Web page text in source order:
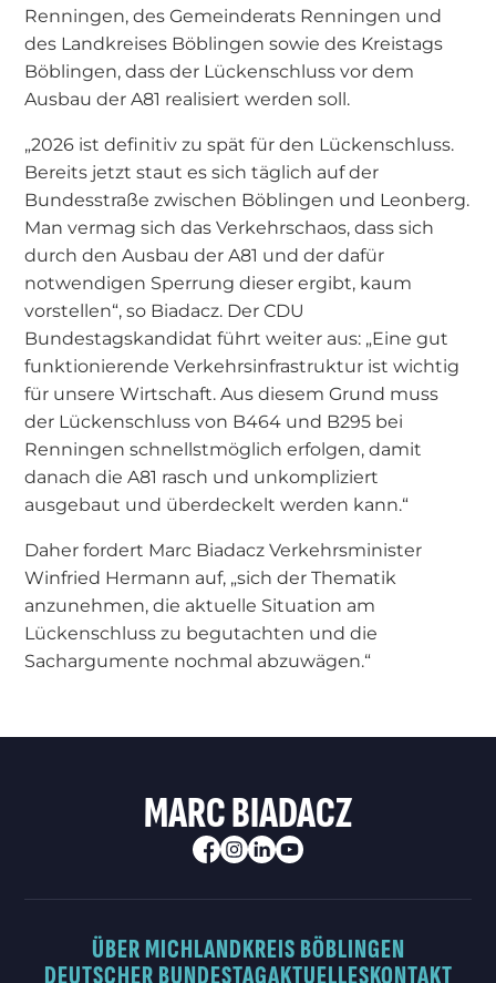
Renningen, des Gemeinderats Renningen und
des Landkreises Böblingen sowie des Kreistags
Böblingen, dass der Lückenschluss vor dem
Ausbau der A81 realisiert werden soll.
„2026 ist definitiv zu spät für den Lückenschluss.
Bereits jetzt staut es sich täglich auf der
Bundesstraße zwischen Böblingen und Leonberg.
Man vermag sich das Verkehrschaos, dass sich
durch den Ausbau der A81 und der dafür
notwendigen Sperrung dieser ergibt, kaum
vorstellen“, so Biadacz. Der CDU
Bundestagskandidat führt weiter aus: „Eine gut
funktionierende Verkehrsinfrastruktur ist wichtig
für unsere Wirtschaft. Aus diesem Grund muss
der Lückenschluss von B464 und B295 bei
Renningen schnellstmöglich erfolgen, damit
danach die A81 rasch und unkompliziert
ausgebaut und überdeckelt werden kann.“
Daher fordert Marc Biadacz Verkehrsminister
Winfried Hermann auf, „sich der Thematik
anzunehmen, die aktuelle Situation am
Lückenschluss zu begutachten und die
Sachargumente nochmal abzuwägen.“
MARC BIADACZ
ÜBER MICHLANDKREIS BÖBLINGEN
DEUTSCHER BUNDESTAGAKTUELLESKONTAKT